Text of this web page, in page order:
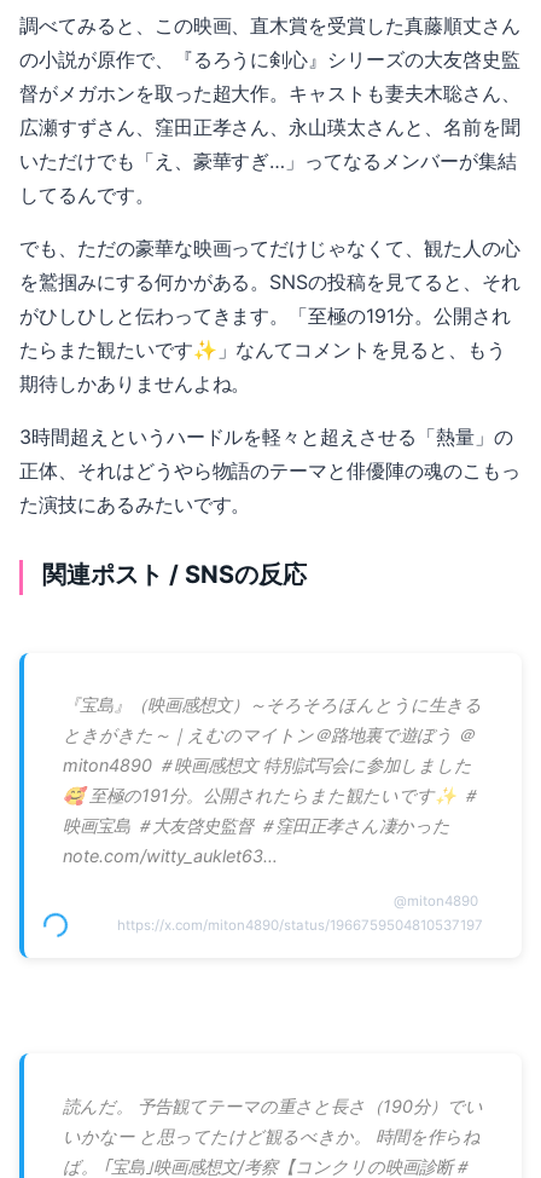
調べてみると、この映画、直木賞を受賞した真藤順丈さん
の小説が原作で、『るろうに剣心』シリーズの大友啓史監
督がメガホンを取った超大作。キャストも妻夫木聡さん、
広瀬すずさん、窪田正孝さん、永山瑛太さんと、名前を聞
いただけでも「え、豪華すぎ…」ってなるメンバーが集結
してるんです。
でも、ただの豪華な映画ってだけじゃなくて、観た人の心
を鷲掴みにする何かがある。SNSの投稿を見てると、それ
がひしひしと伝わってきます。「至極の191分。公開され
たらまた観たいです✨️」なんてコメントを見ると、もう
期待しかありませんよね。
3時間超えというハードルを軽々と超えさせる「熱量」の
正体、それはどうやら物語のテーマと俳優陣の魂のこもっ
た演技にあるみたいです。
関連ポスト / SNSの反応
『宝島』（映画感想文）～そろそろほんとうに生きる
ときがきた～｜えむのマイトン＠路地裏で遊ぼう ＠
miton4890 ＃映画感想文 特別試写会に参加しました
🥰 至極の191分。公開されたらまた観たいです✨️ ＃
映画宝島 ＃大友啓史監督 ＃窪田正孝さん凄かった
note.com/witty_auklet63…
@miton4890
https://x.com/miton4890/status/1966759504810537197
読んだ。 予告観てテーマの重さと長さ（190分）でい
いかなー と思ってたけど観るべきか。 時間を作らね
ば。 ｢宝島｣映画感想文/考察【コンクリの映画診断＃